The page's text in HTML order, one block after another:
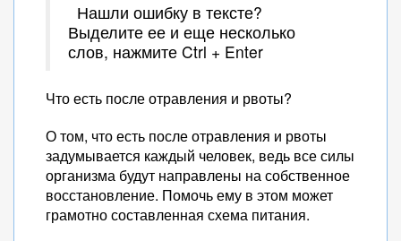
Нашли ошибку в тексте?
Выделите ее и еще несколько
слов, нажмите Ctrl + Enter
Что есть после отравления и рвоты?
О том, что есть после отравления и рвоты
задумывается каждый человек, ведь все силы
организма будут направлены на собственное
восстановление. Помочь ему в этом может
грамотно составленная схема питания.